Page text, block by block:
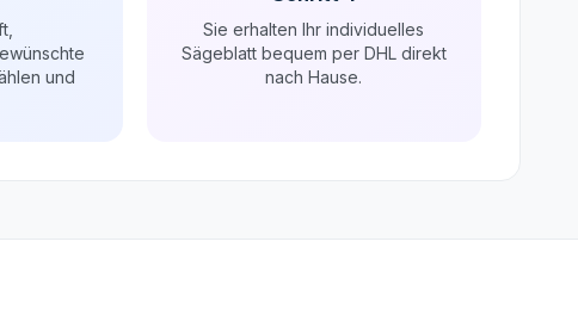
und
Sie erhalten Ihr individuelles
Sägeblatt bequem per DHL direkt
nach Hause.